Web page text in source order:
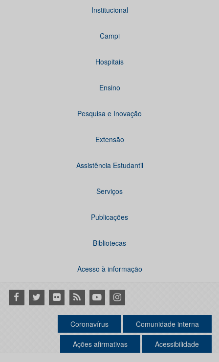
Institucional
Campi
Hospitais
Ensino
Pesquisa e Inovação
Extensão
Assistência Estudantil
Serviços
Publicações
Bibliotecas
Acesso à informação
Facebook
Twitter Flickr RSS YoutubeInstagram
Coronavírus Comunidade interna
Ações afirmativas Acessibilidade